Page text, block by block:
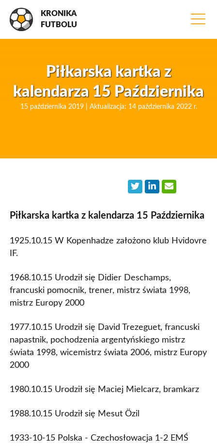
KRONIKA
FUTBOLU
Piłkarska kartka z
kalendarza 15 Października
15 października 2019 | Aktualizacja: 14 października 2022 r.
Piłkarska kartka z kalendarza 15 Października
1925.10.15 W Kopenhadze założono klub Hvidovre
IF.
1968.10.15 Urodził się Didier Deschamps,
francuski pomocnik, trener, mistrz świata 1998,
mistrz Europy 2000
1977.10.15 Urodził się David Trezeguet, francuski
napastnik, pochodzenia argentyńskiego mistrz
świata 1998, wicemistrz świata 2006, mistrz Europy
2000
1980.10.15 Urodził się Maciej Mielcarz, bramkarz
1988.10.15 Urodził się Mesut Özil
1933-10-15 Polska - Czechosłowacja 1-2 EMŚ